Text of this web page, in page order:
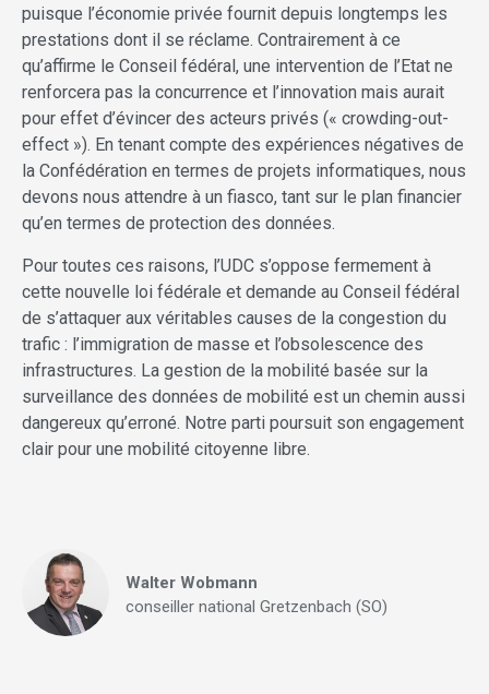
puisque l’économie privée fournit depuis longtemps les
prestations dont il se réclame. Contrairement à ce
qu’affirme le Conseil fédéral, une intervention de l’Etat ne
renforcera pas la concurrence et l’innovation mais aurait
pour effet d’évincer des acteurs privés (« crowding-out-
effect »). En tenant compte des expériences négatives de
la Confédération en termes de projets informatiques, nous
devons nous attendre à un fiasco, tant sur le plan financier
qu’en termes de protection des données.
Pour toutes ces raisons, l’UDC s’oppose fermement à
cette nouvelle loi fédérale et demande au Conseil fédéral
de s’attaquer aux véritables causes de la congestion du
trafic : l’immigration de masse et l’obsolescence des
infrastructures. La gestion de la mobilité basée sur la
surveillance des données de mobilité est un chemin aussi
dangereux qu’erroné. Notre parti poursuit son engagement
clair pour une mobilité citoyenne libre.
Walter Wobmann
conseiller national Gretzenbach (SO)